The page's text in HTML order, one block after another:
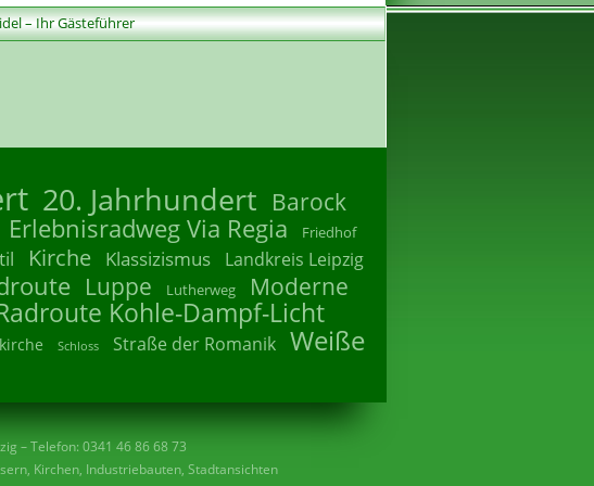
– Ihr Gästeführer
20. Jahrhundert Barock
Erlebnisradweg Via Regia Friedhof
Kirche Klassizismus Landkreis Leipzig
Luppe Lutherweg Moderne
Kohle-Dampf-Licht
Schloss Straße der Romanik Weiße
– Telefon: 0341 46 86 68 73
Kirchen, Industriebauten, Stadtansichten